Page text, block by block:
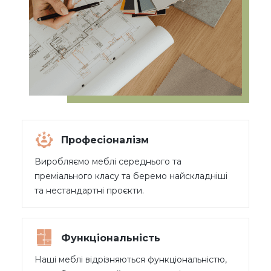
Професіоналізм
Виробляємо меблі середнього та
преміального класу та беремо найскладніші
та нестандартні проєкти.
Функціональність
Наші меблі відрізняються функціональністю,